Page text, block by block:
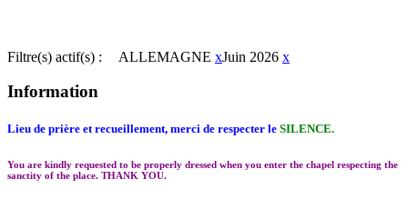
Filtre(s) actif(s) : ALLEMAGNE xJuin 2026 x
Information
Lieu de prière et recueillement, merci de respecter le SILENCE.
You are kindly requested to be properly dressed when you enter the chapel respecting the
sanctity of the place. THANK YOU.